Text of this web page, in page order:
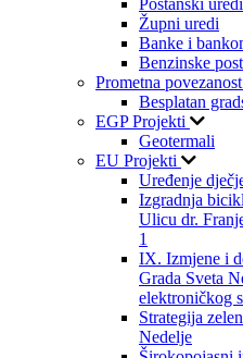
Župni uredi
Banke i
Benzinske
Prometna povezanost
Besplatan
EGP Projekti
Geotermali
EU Projekti
Uređenje
Izgradnja
Ulicu dr.
1
IX. Izmjene i
Grada Sveta
elektroničkog
Strategija
Nedelje